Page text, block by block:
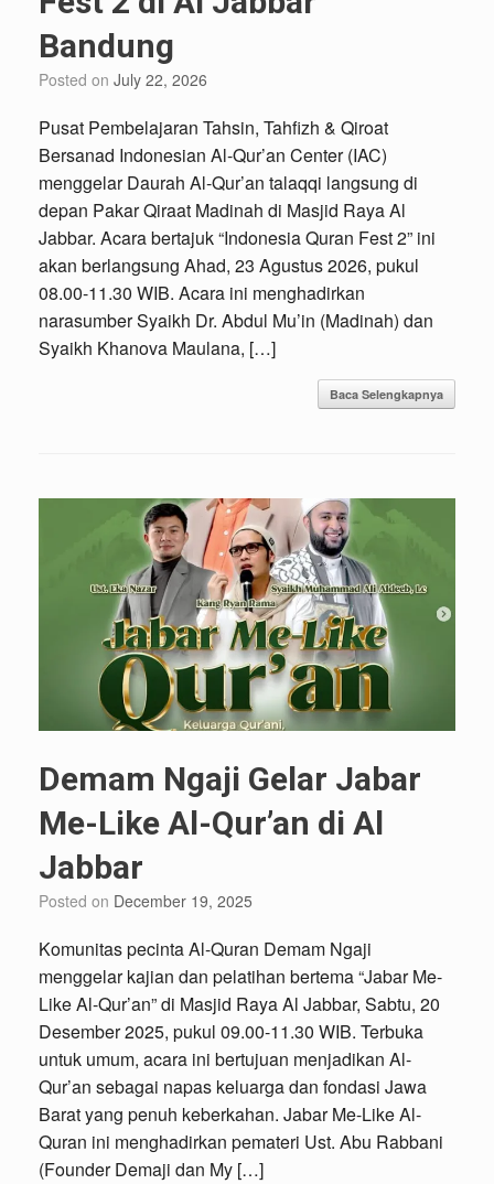
Bandung
Posted on July 22, 2026
Pusat Pembelajaran Tahsin, Tahfizh & Qiroat
Bersanad Indonesian Al-Qur’an Center (IAC)
menggelar Daurah Al-Qur’an talaqqi langsung di
depan Pakar Qiraat Madinah di Masjid Raya Al
Jabbar. Acara bertajuk “Indonesia Quran Fest 2” ini
akan berlangsung Ahad, 23 Agustus 2026, pukul
08.00-11.30 WIB. ​Acara ini menghadirkan
narasumber Syaikh Dr. Abdul Mu’in (Madinah) dan
Syaikh Khanova Maulana, […]
Baca Selengkapnya
Demam Ngaji Gelar Jabar
Me-Like Al-Qur’an di Al
Jabbar
Posted on December 19, 2025
Komunitas pecinta Al-Quran Demam Ngaji
menggelar kajian dan pelatihan bertema “Jabar Me-
Like Al-Qur’an” di Masjid Raya Al Jabbar, Sabtu, 20
Desember 2025, pukul 09.00-11.30 WIB. Terbuka
untuk umum, acara ini bertujuan menjadikan Al-
Qur’an sebagai napas keluarga dan fondasi Jawa
Barat yang penuh keberkahan. Jabar Me-Like Al-
Quran ini menghadirkan pemateri Ust. Abu Rabbani
(Founder Demaji dan My […]